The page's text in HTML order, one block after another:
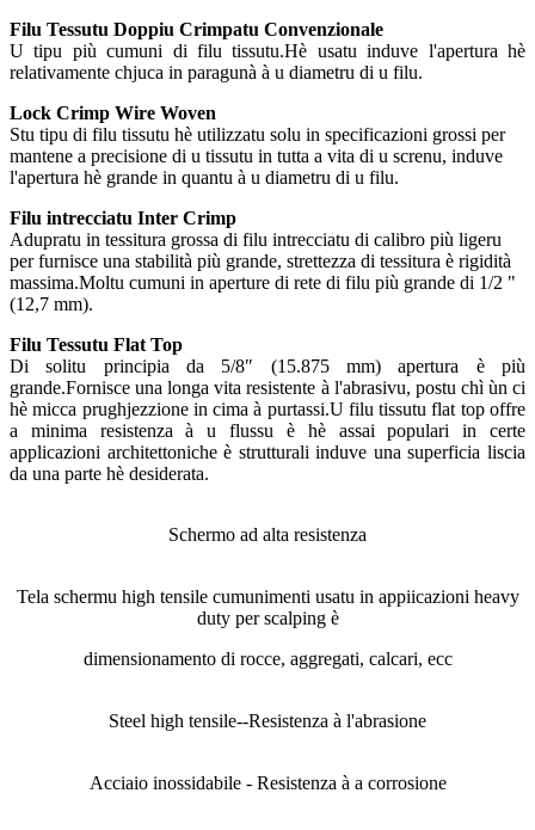
Filu Tessutu Doppiu Crimpatu Convenzionale
U tipu più cumuni di filu tissutu.Hè usatu induve l'apertura hè
relativamente chjuca in paragunà à u diametru di u filu.
Lock Crimp Wire Woven
Stu tipu di filu tissutu hè utilizzatu solu in specificazioni grossi per
mantene a precisione di u tissutu in tutta a vita di u screnu, induve
l'apertura hè grande in quantu à u diametru di u filu.
Filu intrecciatu Inter Crimp
Adupratu in tessitura grossa di filu intrecciatu di calibro più ligeru
per furnisce una stabilità più grande, strettezza di tessitura è rigidità
massima.Moltu cumuni in aperture di rete di filu più grande di 1/2 "
(12,7 mm).
Filu Tessutu Flat Top
Di solitu principia da 5/8″ (15.875 mm) apertura è più
grande.Fornisce una longa vita resistente à l'abrasivu, postu chì ùn ci
hè micca prughjezzione in cima à purtassi.U filu tissutu flat top offre
a minima resistenza à u flussu è hè assai populari in certe
applicazioni architettoniche è strutturali induve una superficia liscia
da una parte hè desiderata.
Schermo ad alta resistenza
Tela schermu high tensile cumunimenti usatu in appiicazioni heavy
duty per scalping è
dimensionamento di rocce, aggregati, calcari, ecc
Steel high tensile--Resistenza à l'abrasione
Acciaio inossidabile - Resistenza à a corrosione